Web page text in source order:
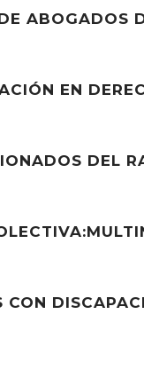
ABOGADOS
EN
DEL
CON